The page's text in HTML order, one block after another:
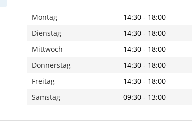
Montag
14:30 - 18:00
Dienstag
14:30 - 18:00
Mittwoch
14:30 - 18:00
Donnerstag
14:30 - 18:00
Freitag
14:30 - 18:00
Samstag
09:30 - 13:00